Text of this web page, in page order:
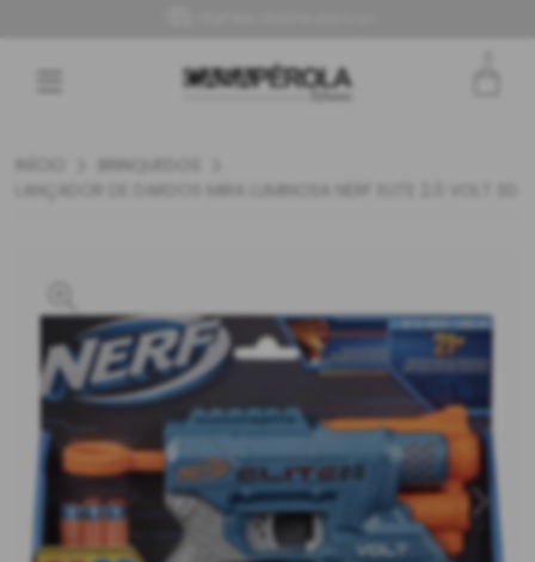
Entre com email ou cpf/cnpj
INÍCIO
BRINQUEDOS
LANÇADOR DE DARDOS MIRA LUMINOSA NERF ELITE 2.0 VOLT SD-1